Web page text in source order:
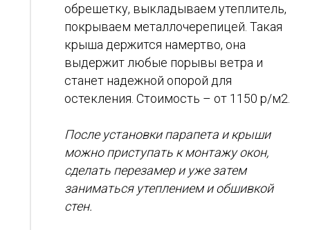
обрешетку, выкладываем утеплитель,
покрываем металлочерепицей. Такая
крыша держится намертво, она
выдержит любые порывы ветра и
станет надежной опорой для
остекления. Стоимость – от 1150 р/м2.
После установки парапета и крыши
можно приступать к монтажу окон,
сделать перезамер и уже затем
заниматься утеплением и обшивкой
стен.